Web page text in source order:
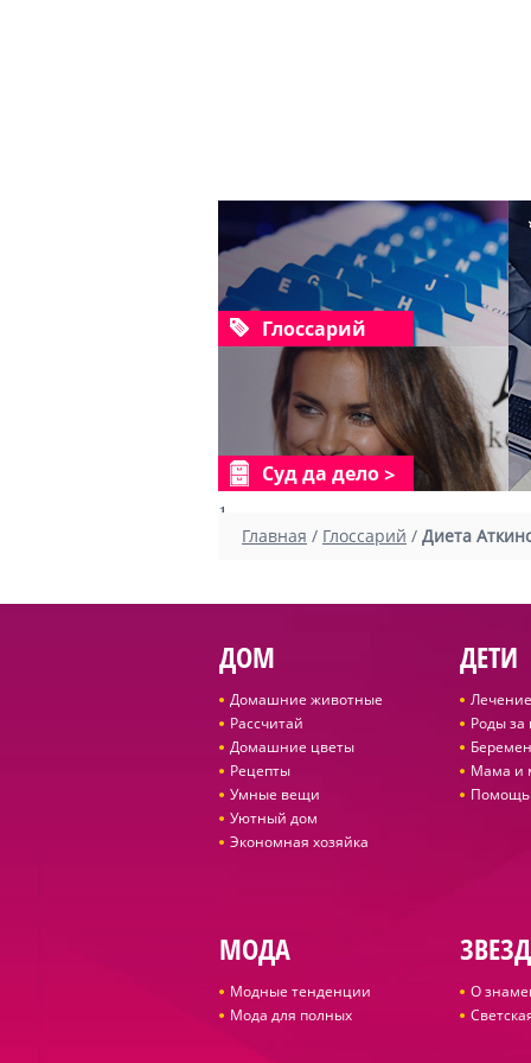
Глоссарий
Суд да дело
1
Главная / Глоссарий / Диета
ДОМ
Домашние животные
Рассчитай
Домашние цветы
Рецепты
Умные вещи
Уютный дом
Экономная хозяйка
ДЕТИ
Роды за
Мама и
Помощь
МОДА
Модные тенденции
Мода для полных
О